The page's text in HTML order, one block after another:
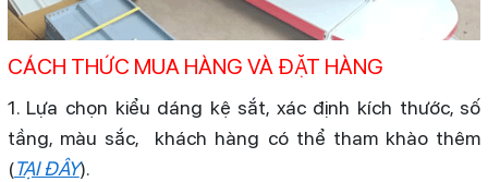
CÁCH THỨC MUA HÀNG VÀ ĐẶT HÀNG
1. Lựa chọn kiểu dáng kệ sắt, xác định kích thước, số
tầng, màu sắc, khách hàng có thể tham khào thêm
(TẠI ĐÂY).